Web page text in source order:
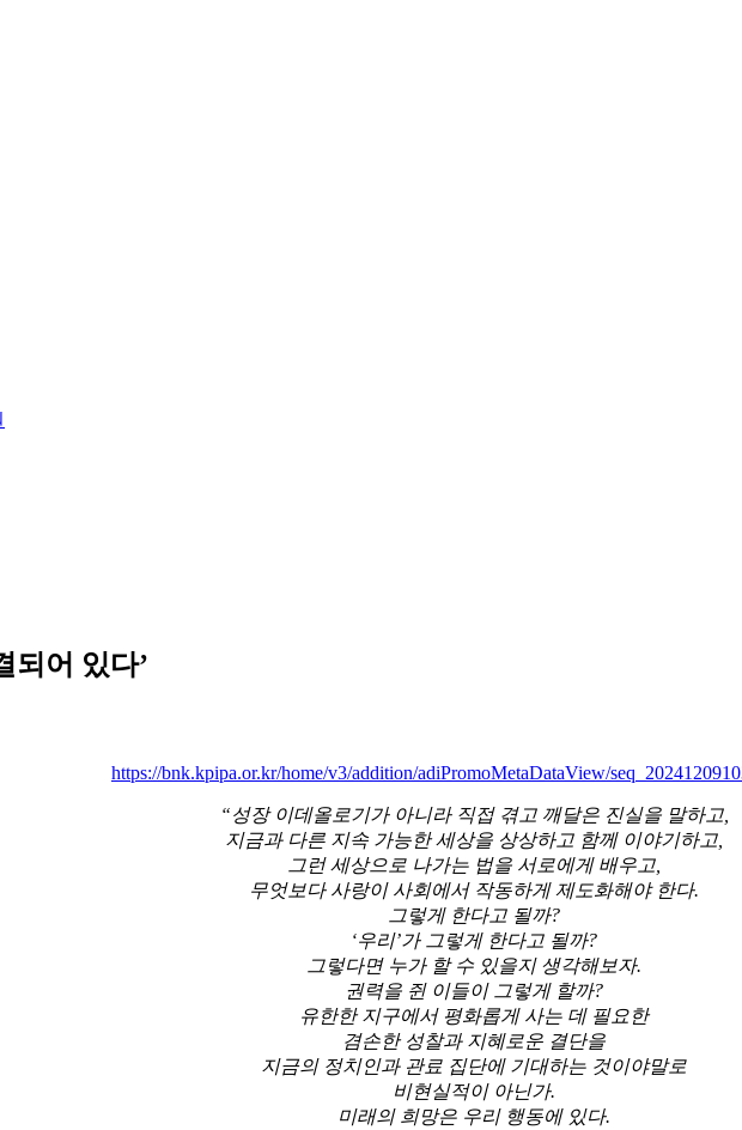
되어 있다’
https://bnk.kpipa.or.kr/home/v3/addition/adiPromoMetaDataView/
“성장 이데올로기가 아니라 직접 겪고 깨달은 진실을 말하고,
지금과 다른 지속 가능한 세상을 상상하고 함께 이야기하고,
그런 세상으로 나가는 법을 서로에게 배우고,
무엇보다 사랑이 사회에서 작동하게 제도화해야 한다.
그렇게 한다고 될까?
‘우리’가 그렇게 한다고 될까?
그렇다면 누가 할 수 있을지 생각해보자.
권력을 쥔 이들이 그렇게 할까?
유한한 지구에서 평화롭게 사는 데 필요한
겸손한 성찰과 지혜로운 결단을
지금의 정치인과 관료 집단에 기대하는 것이야말로
비현실적이 아닌가.
미래의 희망은 우리 행동에 있다.